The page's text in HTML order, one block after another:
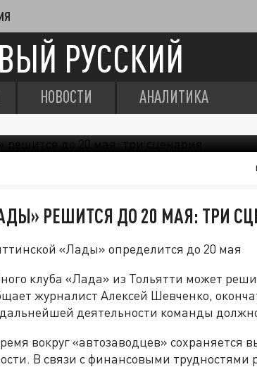
РУССКИЙ
НОВОСТИ АНАЛИТИКА
РЕШИТСЯ ДО 20 МАЯ: ТРИ
«Лады» определится до 20 мая
клуба «Лада» из Тольятти может
журналист Алексей Шевченко,
деятельности команды
вокруг «автозаводцев» сохраняется
В связи с финансовыми трудностями